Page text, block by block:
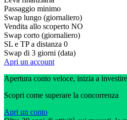
Passaggio minimo
Swap lungo (giornaliero)
Vendita allo scoperto NO
Swap corto (giornaliero)
SL e TP a distanza 0
Swap di 3 giorni (data)
Apri un account
Apertura conto veloce, inizia a
Scopri come superare la concorrenza
Apri un conto